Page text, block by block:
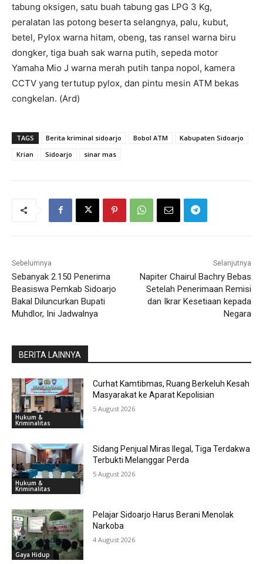
tabung oksigen, satu buah tabung gas LPG 3 Kg,
peralatan las potong beserta selangnya, palu, kubut,
betel, Pylox warna hitam, obeng, tas ransel warna biru
dongker, tiga buah sak warna putih, sepeda motor
Yamaha Mio J warna merah putih tanpa nopol, kamera
CCTV yang tertutup pylox, dan pintu mesin ATM bekas
congkelan. (Ard)
TAGS Berita kriminal sidoarjo Bobol ATM
Kabupaten Sidoarjo
Krian
Sidoarjo sinar mas
Sebelumnya
Sebanyak 2.150 Penerima
Beasiswa Pemkab Sidoarjo
Bakal Diluncurkan Bupati
Muhdlor, Ini Jadwalnya
Selanjutnya
Napiter Chairul Bachry Bebas
Setelah Penerimaan Remisi
dan Ikrar Kesetiaan kepada
Negara
BERITA LAINNYA
Hukum &
Kriminalitas
Curhat Kamtibmas, Ruang Berkeluh Kesah
Masyarakat ke Aparat Kepolisian
5 August 2026
Hukum &
Kriminalitas
Sidang Penjual Miras Ilegal, Tiga Terdakwa
Terbukti Melanggar Perda
5 August 2026
Gaya Hidup
Pelajar Sidoarjo Harus Berani Menolak
Narkoba
4 August 2026